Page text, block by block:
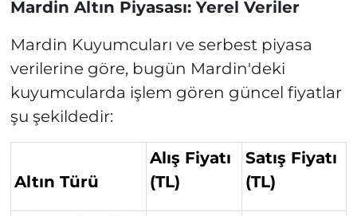
Mardin Altın Piyasası: Yerel Veriler
Mardin Kuyumcuları ve serbest piyasa
verilerine göre, bugün Mardin'deki
kuyumcularda işlem gören güncel fiyatlar
şu şekildedir:
Altın Türü
Alış Fiyatı
(TL)
Satış Fiyatı
(TL)